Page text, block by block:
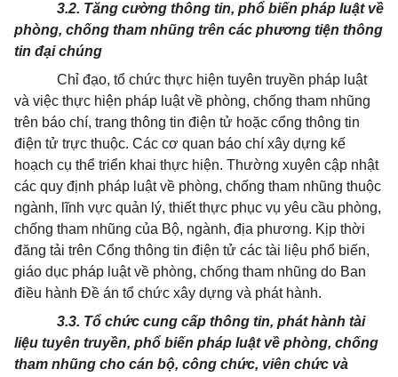
3.2. Tăng cường thông tin, phổ biến pháp luật về
phòng, chống tham nhũng trên các phương tiện thông
tin đại chúng
Chỉ đạo, tổ chức thực hiện tuyên truyền pháp luật
và việc thực hiện pháp luật về phòng, chống tham nhũng
trên báo chí, trang thông tin điện tử hoặc cổng thông tin
điện tử trực thuộc. Các cơ quan báo chí xây dựng kế
hoạch cụ thể triển khai thực hiện. Thường xuyên cập nhật
các quy định pháp luật về phòng, chống tham nhũng thuộc
ngành, lĩnh vực quản lý, thiết thực phục vụ yêu cầu phòng,
chống tham nhũng của Bộ, ngành, địa phương. Kịp thời
đăng tải trên Cổng thông tin điện tử các tài liệu phổ biến,
giáo dục pháp luật về phòng, chống tham nhũng do Ban
điều hành Đề án tổ chức xây dựng và phát hành.
3.3. Tổ chức cung cấp thông tin, phát hành tài
liệu tuyên truyền, phổ biến pháp luật về phòng, chống
tham nhũng cho cán bộ, công chức, viên chức và